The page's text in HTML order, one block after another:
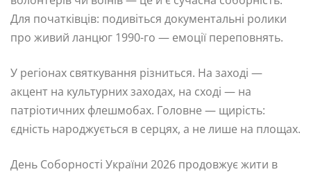
Для початківців: подивіться документальні ролики
про живий ланцюг 1990-го — емоції переповнять.
У регіонах святкування різниться. На заході —
акцент на культурних заходах, на сході — на
патріотичних флешмобах. Головне — щирість:
єдність народжується в серцях, а не лише на площах.
День Соборності України 2026 продовжує жити в